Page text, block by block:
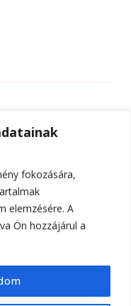
fokozására,
elemzésére. A
Ön hozzájárul a
Blossom